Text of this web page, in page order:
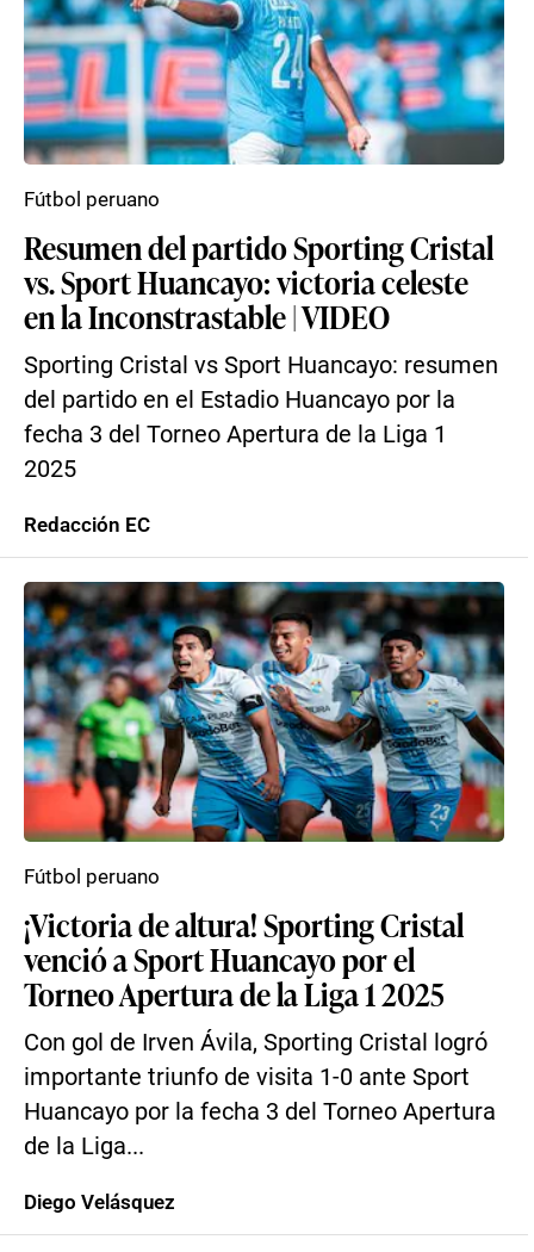
Resumen del partido Sporting Cristal
vs. Sport Huancayo: victoria celeste
en la Inconstrastable | VIDEO
Sporting Cristal vs Sport Huancayo: resumen
del partido en el Estadio Huancayo por la
fecha 3 del Torneo Apertura de la Liga 1
2025
Fútbol peruano
Redacción EC
¡Victoria de altura! Sporting Cristal
venció a Sport Huancayo por el
Torneo Apertura de la Liga 1 2025
Con gol de Irven Ávila, Sporting Cristal logró
importante triunfo de visita 1-0 ante Sport
Huancayo por la fecha 3 del Torneo Apertura
de la Liga...
Fútbol peruano
Diego Velásquez